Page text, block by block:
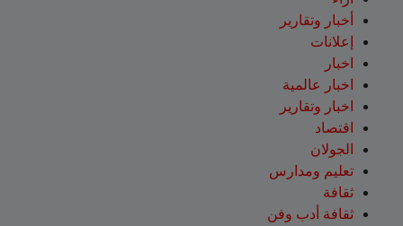
أخبار وتقارير
إعلانات
اخبار
اخبار عالمية
اخبار وتقارير
اقتصاد
الجولان
تعليم ومدارس
ثقافة
ثقافة أدب وفن